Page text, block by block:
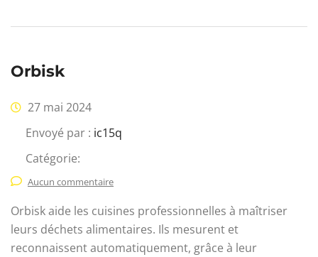
Orbisk
27 mai 2024
Envoyé par : ic15q
Catégorie:
Aucun commentaire
Orbisk aide les cuisines professionnelles à maîtriser
leurs déchets alimentaires. Ils mesurent et
reconnaissent automatiquement, grâce à leur